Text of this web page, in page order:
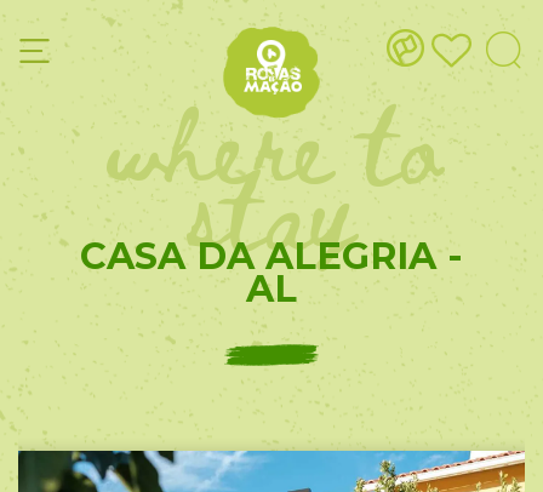
where to
stay
CASA DA ALEGRIA -
AL